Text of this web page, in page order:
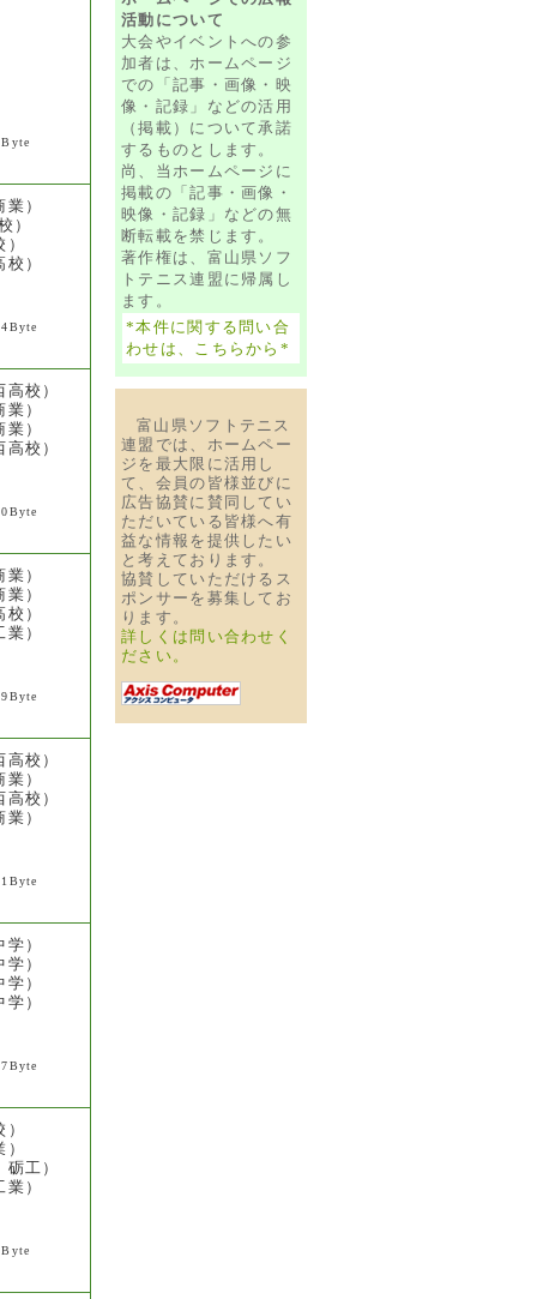
）
）
）
校）
）
）
校）
）
）
）
）
校）
）
校）
）
）
）
）
）
工）
）
活動について
大会やイベントへの参
加者は、ホームページ
での「記事・画像・映
像・記録」などの活用
（掲載）について承諾
するものとします。
尚、当ホームページに
掲載の「記事・画像・
映像・記録」などの無
断転載を禁じます。
著作権は、富山県ソフ
トテニス連盟に帰属し
ます。
*本件に関する問い合
わせは、こちらから*
富山県ソフトテニス
連盟では、ホームペー
ジを最大限に活用し
て、会員の皆様並びに
広告協賛に賛同してい
ただいている皆様へ有
益な情報を提供したい
と考えております。
協賛していただけるス
ポンサーを募集してお
ります。
詳しくは問い合わせく
ださい。